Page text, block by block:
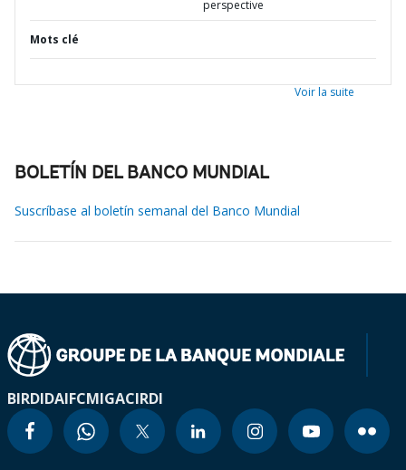
perspective
Mots clé
Voir la suite
BOLETÍN DEL BANCO MUNDIAL
Suscríbase al boletín semanal del Banco Mundial
BIRDIDAIFCMIGACIRDI